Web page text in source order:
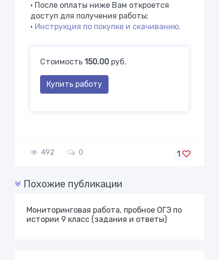
• После оплаты ниже Вам откроется
доступ для получения работы;
• Инструкция по покупке и скачиванию.
Стоимость 150.00 руб.
Купить работу
492 0 1
Похожие публикации
Мониторинговая работа, пробное ОГЭ по
истории 9 класс (задания и ответы)